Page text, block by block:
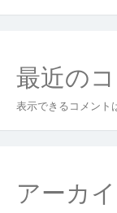
最近の
表示できるコメント
アーカ